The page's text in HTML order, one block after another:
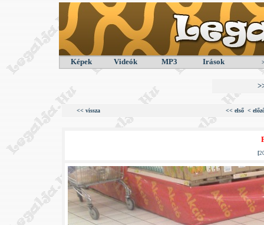
Képek Videók MP3 Irások
<< vissza << első <
[